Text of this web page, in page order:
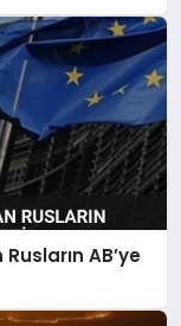
AB’ye